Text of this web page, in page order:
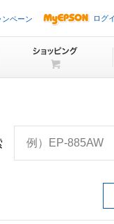
ペーン ログ
例）EP-885AW